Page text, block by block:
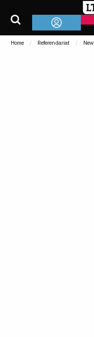
Home Referendariat